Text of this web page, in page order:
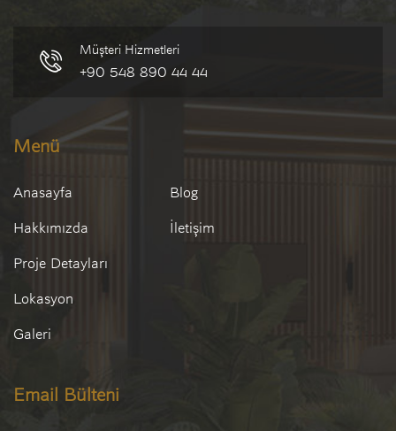
Müşteri Hizmetleri
+90 548 890 44 44
Menü
Anasayfa
Hakkımızda
Proje Detayları
Lokasyon
Galeri
Blog
İletişim
Email Bülteni